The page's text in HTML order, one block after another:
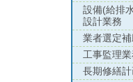
設備(給排
設計業務
業者選定
工事監理業
長期修繕